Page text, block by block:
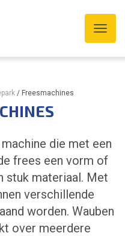
/ Freesmachines
die met een
frees een vorm of
stuk materiaal. Met
verschillende
worden. Wauben
over meerdere